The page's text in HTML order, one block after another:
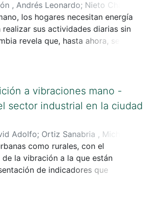
, Andrés Leonardo; Nieto Chávez ,
los hogares necesitan energía
sus actividades diarias sin
revela que, hasta ahora, se ha
con un 97% de cobertura en
que el 9,7% de la población
leña adopte alternativas
otros medios para transformar la
a vibraciones mano -
sector industrial en la ciudad
Adolfo; Ortiz Sanabria , Michelle
como rurales, con el
la vibración a la que están
de indicadores que
adquiridos en la Fundación